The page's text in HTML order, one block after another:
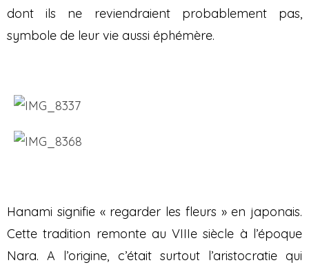
dont ils ne reviendraient probablement pas,
symbole de leur vie aussi éphémère.
Hanami signifie « regarder les fleurs » en japonais.
Cette tradition remonte au VIIIe siècle à l’époque
Nara. A l’origine, c’était surtout l’aristocratie qui